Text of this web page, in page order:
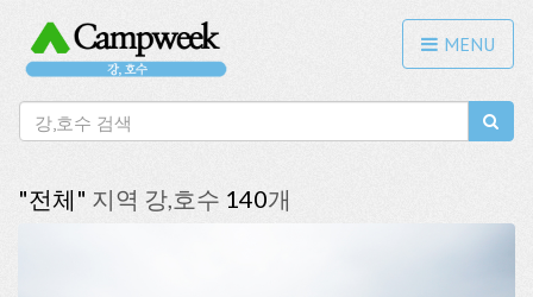
MENU
"전체" 지역 강,호수 140개